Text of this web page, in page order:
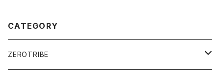
CATEGORY
ZEROTRIBE